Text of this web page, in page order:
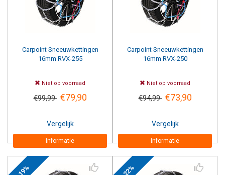
CarpointSneeuwkettingen
16mm RVX-255
Niet op voorraad
€99,99 €79,90
Vergelijk
Informatie
CarpointSneeuwkettingen
16mm RVX-250
Niet op voorraad
€94,99 €73,90
Vergelijk
Informatie
-19% -22%